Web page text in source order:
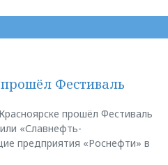
Фестиваль
прошёл Фестиваль
«Славнефть-
предприятия «Роснефти» в